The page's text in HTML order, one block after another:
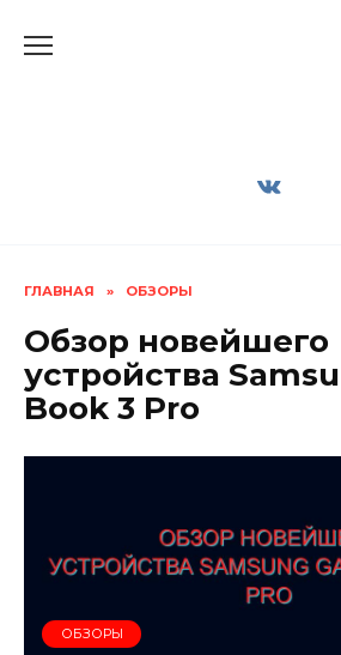
ГЛАВНАЯ » ОБЗОРЫ
Обзор новейшего
устройства
Book 3 Pro
ОБЗОРЫ